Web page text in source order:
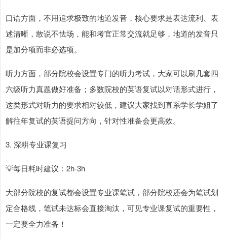
口语方面，不用追求极致的地道发音，核心要求是表达流利、表
述清晰，敢说不怯场，能和考官正常交流就足够，地道的发音只
是加分项而非必选项。
听力方面，部分院校会设置专门的听力考试，大家可以刷几套四
六级听力真题做好准备；多数院校的英语复试以对话形式进行，
这类形式对听力的要求相对较低，建议大家找到直系学长学姐了
解往年复试的英语提问方向，针对性准备会更高效。
3. 深耕专业课复习
💡每日耗时建议：2h-3h
大部分院校的复试都会设置专业课笔试，部分院校还会为笔试划
定合格线，笔试未达标会直接淘汰，可见专业课复试的重要性，
一定要全力准备！